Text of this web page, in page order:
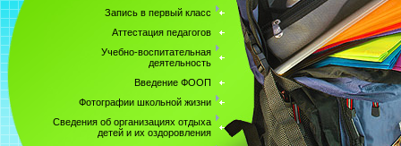
Запись в первый класс
Аттестация педагогов
Учебно-воспитательная
деятельность
Введение ФООП
Фотографии школьной жизни
Сведения об организациях отдыха
детей и их оздоровления